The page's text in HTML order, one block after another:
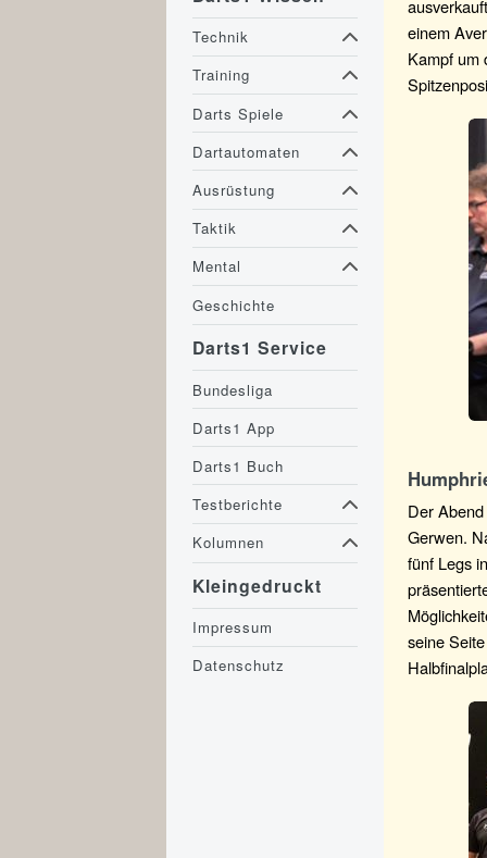
einem
Kampf um
Der
Gerwen.
fünf Legs
seine
Technik
Training
Darts Spiele
Dartautomaten
Ausrüstung
Taktik
Mental
Geschichte
Darts1 Service
Bundesliga
Darts1 App
Darts1 Buch
Testberichte
Kolumnen
Kleingedruckt
Impressum
Datenschutz